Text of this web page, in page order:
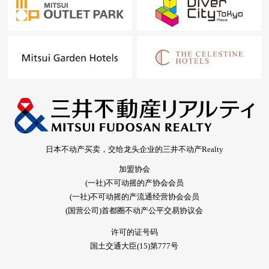
日本不动产买卖，交给龙头企业的三井不动产Realty
加盟协会
(一社)不可动摇的产协会会员
(一社)不可动摇的产流通经营协会会员
(国营公司)首都圈不动产公平交易协议会
许可的证号码
国土交通大臣(15)第777号